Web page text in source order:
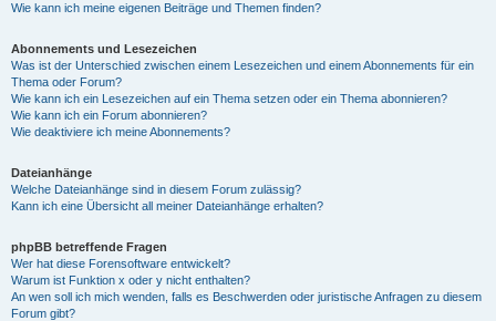
Wie kann ich meine eigenen Beiträge und Themen finden?
Abonnements und Lesezeichen
Was ist der Unterschied zwischen einem Lesezeichen und einem Abonnements für ein
Thema oder Forum?
Wie kann ich ein Lesezeichen auf ein Thema setzen oder ein Thema abonnieren?
Wie kann ich ein Forum abonnieren?
Wie deaktiviere ich meine Abonnements?
Dateianhänge
Welche Dateianhänge sind in diesem Forum zulässig?
Kann ich eine Übersicht all meiner Dateianhänge erhalten?
phpBB betreffende Fragen
Wer hat diese Forensoftware entwickelt?
Warum ist Funktion x oder y nicht enthalten?
An wen soll ich mich wenden, falls es Beschwerden oder juristische Anfragen zu diesem
Forum gibt?